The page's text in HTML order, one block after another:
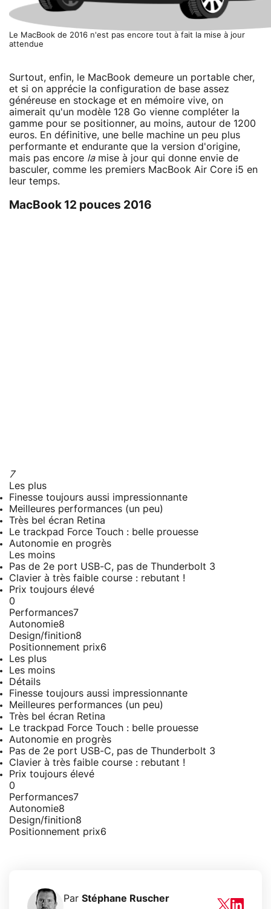
Le MacBook de 2016 n'est pas encore tout à fait la mise à jour
attendue
Surtout, enfin, le MacBook demeure un portable cher,
et si on apprécie la configuration de base assez
généreuse en stockage et en mémoire vive, on
aimerait qu'un modèle 128 Go vienne compléter la
gamme pour se positionner, au moins, autour de 1200
euros. En définitive, une belle machine un peu plus
performante et endurante que la version d'origine,
mais pas encore lamise à jour qui donne envie de
basculer, comme les premiers MacBook Air Core i5 en
leur temps.
MacBook 12 pouces 2016
7
Les plus
Finesse toujours aussi impressionnante
Meilleures performances (un peu)
Très bel écran Retina
Le trackpad Force Touch : belle prouesse
Autonomie en progrès
Les moins
Pas de 2e port USB-C, pas de Thunderbolt 3
Clavier à très faible course : rebutant !
Prix toujours élevé
0
Performances7
Autonomie8
Design/finition8
Positionnement prix6
Les plus
Les moins
Détails
Finesse toujours aussi impressionnante
Meilleures performances (un peu)
Très bel écran Retina
Le trackpad Force Touch : belle prouesse
Autonomie en progrès
Pas de 2e port USB-C, pas de Thunderbolt 3
Clavier à très faible course : rebutant !
Prix toujours élevé
0
Performances7
Autonomie8
Design/finition8
Positionnement prix6
Par Stéphane Ruscher